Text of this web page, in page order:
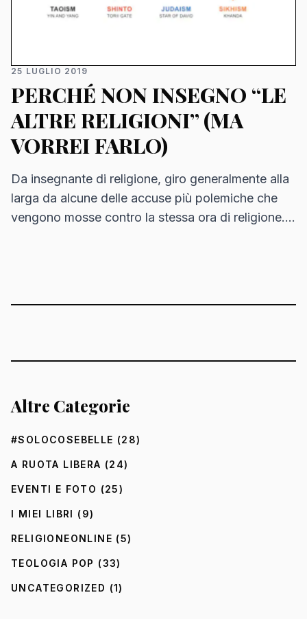
25 LUGLIO 2019
PERCHÉ NON INSEGNO “LE
ALTRE RELIGIONI” (MA
VORREI FARLO)
Da insegnante di religione, giro generalmente alla
larga da alcune delle accuse più polemiche che
vengono mosse contro la stessa ora di religione.
Altre Categorie
#SOLOCOSEBELLE (28)
A RUOTA LIBERA (24)
EVENTI E FOTO (25)
I MIEI LIBRI (9)
RELIGIONEONLINE (5)
TEOLOGIA POP (33)
UNCATEGORIZED (1)